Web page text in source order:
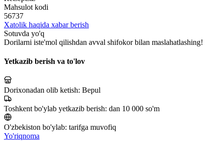
Mahsulot kodi
56737
Xatolik haqida xabar berish
Sotuvda yo'q
Dorilarni iste'mol qilishdan avval shifokor bilan maslahatlashing!
Yetkazib berish va to'lov
Dorixonadan olib ketish: Bepul
Toshkent bo'ylab yetkazib berish: dan 10 000 so'm
O'zbekiston bo'ylab: tarifga muvofiq
Yo'riqnoma